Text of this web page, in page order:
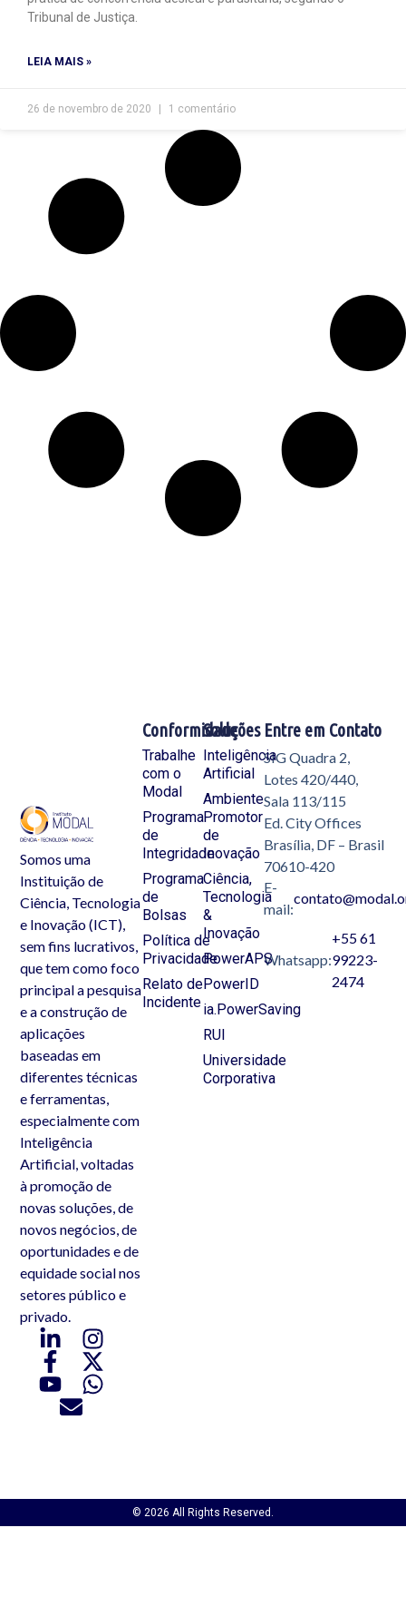
Tribunal de Justiça.
LEIA MAIS »
26 de novembro de 2020 1 comentário
Somos uma
Instituição de
Ciência, Tecnologia
e Inovação (ICT),
sem fins lucrativos,
que tem como foco
principal a pesquisa
e a construção de
aplicações
baseadas em
diferentes técnicas
e ferramentas,
especialmente com
Inteligência
Artificial, voltadas
à promoção de
novas soluções, de
novos negócios, de
oportunidades e de
equidade social nos
setores público e
privado.
Soluções
Inteligência
Artificial
Ambiente
Promotor
de
Inovação
Ciência,
Tecnologia
&
Inovação
PowerAPS
PowerID
ia.PowerSaving
RUI
Universidade
Corporativa
Conformidade
Trabalhe
com o
Modal
Programa
de
Integridade
Programa
de
Bolsas
Política de
Privacidade
Relato de
Incidente
Entre em Contato
SIG Quadra 2,
Lotes 420/440,
Sala 113/115
Ed. City Offices
Brasília, DF – Brasil
70610-420
E-
mail:
Whatsapp:
+55 61
99223-
2474
© 2026 All Rights Reserved.